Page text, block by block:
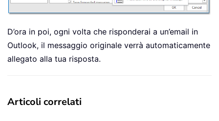
D’ora in poi, ogni volta che risponderai a un’email in
Outlook, il messaggio originale verrà automaticamente
allegato alla tua risposta.
Articoli correlati